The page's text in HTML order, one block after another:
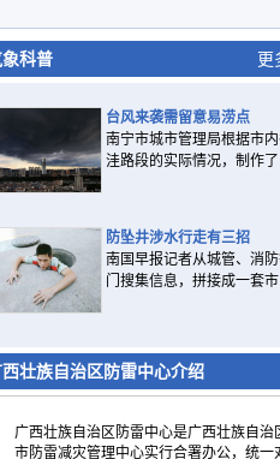
科普 更
台风来袭需留意易涝点
南宁市城市管理局根据市
洼路段的实际情况，制作
防坠井涉水行走有三招
南国早报记者从城管、消
门搜集信息，拼接成一套
西壮族自治区防雷中心介绍
广西壮族自治区防雷中心是广西壮族自
市防雷减灾管理中心实行合署办公，统